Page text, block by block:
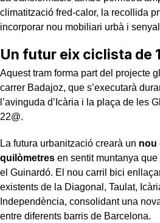
climatització fred-calor, la recollida
incorporar nou mobiliari urbà i
Un futur eix ciclista de
Aquest tram forma part del projecte
carrer Badajoz, que s’executarà
l’avinguda d’Icària i la plaça de les
22@.
La futura urbanització crearà un nou
quilòmetres en sentit muntanya
el Guinardó. El nou carril bici
existents de la Diagonal, Taulat,
Independència, consolidant una
entre diferents barris de Barcelona.